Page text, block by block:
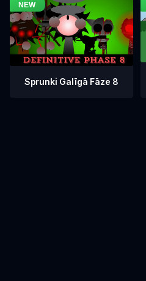
Sprunki Galīgā Fāze 8